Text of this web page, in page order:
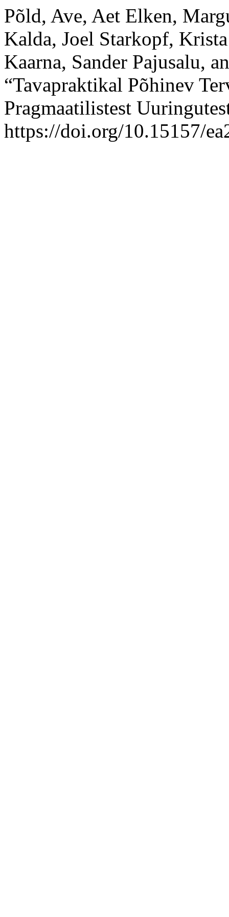
Põld, Ave, Aet Elken,
Kalda, Joel Starkopf,
Kaarna, Sander Pajusalu,
“Tavapraktikal Põhinev
Pragmaatilistest
https://doi.org/10.15157/